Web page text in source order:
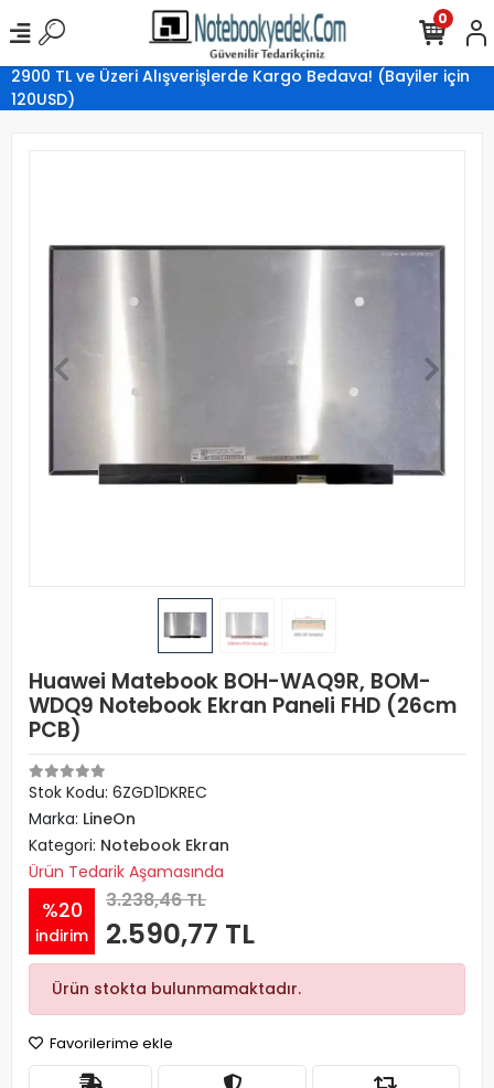
2900 TL ve Üzeri Alışverişlerde Kargo Bedava! (Bayiler için
120USD)
0
Huawei Matebook BOH-WAQ9R, BOM-
WDQ9 Notebook Ekran Paneli FHD (26cm
PCB)
Stok Kodu: 6ZGD1DKREC
Marka: LineOn
Kategori: Notebook Ekran
Ürün Tedarik Aşamasında
%20
indirim
3.238,46 TL
2.590,77 TL
Ürün stokta bulunmamaktadır.
Favorilerime ekle